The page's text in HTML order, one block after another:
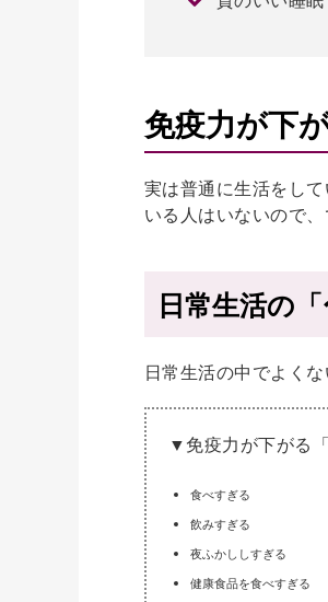
免疫力が下
実は普通に生活をし
いる人はいないので
日常生活の
日常生活の中でよく
▼免疫力が下がる
食べすぎる
飲みすぎる
夜ふかししすぎる
健康食品を食べすぎる